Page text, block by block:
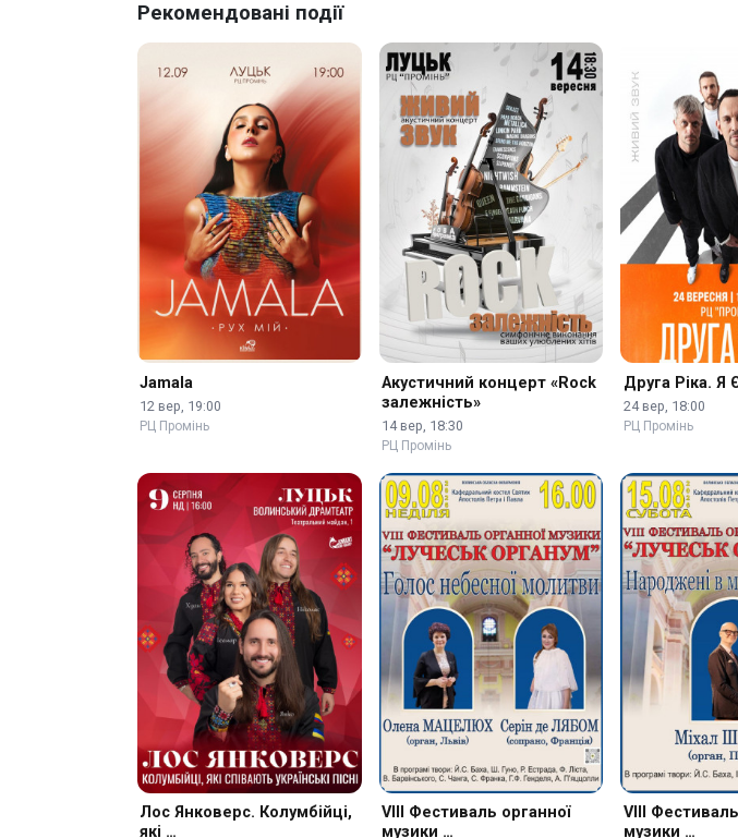
Рекомендовані події
Jamala
12 вер, 19:00
РЦ Промінь
Акустичний концерт «Rock
залежність»
14 вер, 18:30
РЦ Промінь
Друга Ріка. Я
24 вер, 18:00
РЦ Промінь
Лос Янковерс. Колумбійці,
які …
VIII Фестиваль органної
музики …
VIII
музики …